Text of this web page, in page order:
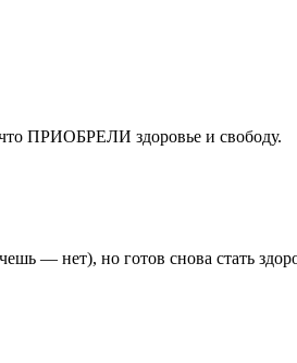
ПРИОБРЕЛИ здоровье и свободу.
— нет), но готов снова стать